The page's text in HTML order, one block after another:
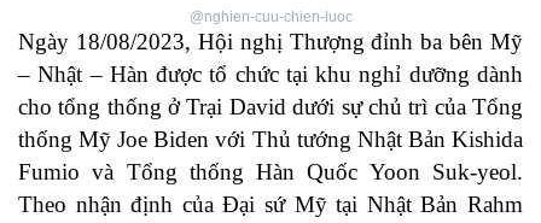
@nghien-cuu-chien-luoc
Ngày 18/08/2023, Hội nghị Thượng đỉnh ba bên Mỹ
– Nhật – Hàn được tổ chức tại khu nghỉ dưỡng dành
cho tổng thống ở Trại David dưới sự chủ trì của Tổng
thống Mỹ Joe Biden với Thủ tướng Nhật Bản Kishida
Fumio và Tổng thống Hàn Quốc Yoon Suk-yeol.
Theo nhận định của Đại sứ Mỹ tại Nhật Bản Rahm